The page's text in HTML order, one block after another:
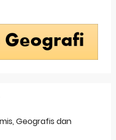
Geografis dan